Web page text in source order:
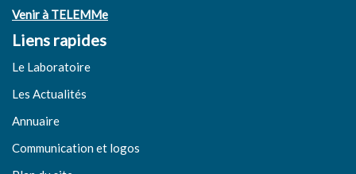
Venir à TELEMMe
Liens rapides
Le Laboratoire
Les Actualités
Annuaire
Communication et logos